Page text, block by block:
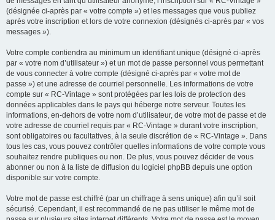
(désignée ci-après par « votre compte ») et les messages que vous publiez
après votre inscription et lors de votre connexion (désignés ci-après par « vos
messages »).
Votre compte contiendra au minimum un identifiant unique (désigné ci-après
par « votre nom d’utilisateur ») et un mot de passe personnel vous permettant
de vous connecter à votre compte (désigné ci-après par « votre mot de
passe ») et une adresse de courriel personnelle. Les informations de votre
compte sur « RC-Vintage » sont protégées par les lois de protection des
données applicables dans le pays qui héberge notre serveur. Toutes les
informations, en-dehors de votre nom d’utilisateur, de votre mot de passe et de
votre adresse de courriel requis par « RC-Vintage » durant votre inscription,
sont obligatoires ou facultatives, à la seule discrétion de « RC-Vintage ». Dans
tous les cas, vous pouvez contrôler quelles informations de votre compte vous
souhaitez rendre publiques ou non. De plus, vous pouvez décider de vous
abonner ou non à la liste de diffusion du logiciel phpBB depuis une option
disponible sur votre compte.
Votre mot de passe est chiffré (par un chiffrage à sens unique) afin qu’il soit
sécurisé. Cependant, il est recommandé de ne pas utiliser le même mot de